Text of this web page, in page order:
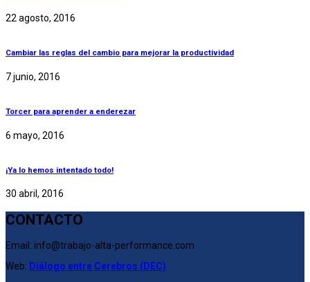
22 agosto, 2016
Cambiar las reglas del cambio para mejorar la productividad
7 junio, 2016
Torcer para aprender a enderezar
6 mayo, 2016
¡Ya lo hemos intentado todo!
30 abril, 2016
CONTACTO
Email: info@trabajo-alta-performance.com
Web: Diálogo entre Cerebros (DEC)